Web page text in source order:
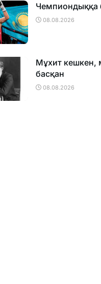
Чемпиондыққа
08.08.2026
Мұхит кешкен,
басқан
08.08.2026